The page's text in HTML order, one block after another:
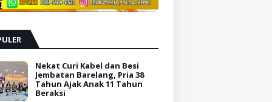
Nekat Curi Kabel dan Besi
Jembatan Barelang, Pria 38
Tahun Ajak Anak 11 Tahun
Beraksi